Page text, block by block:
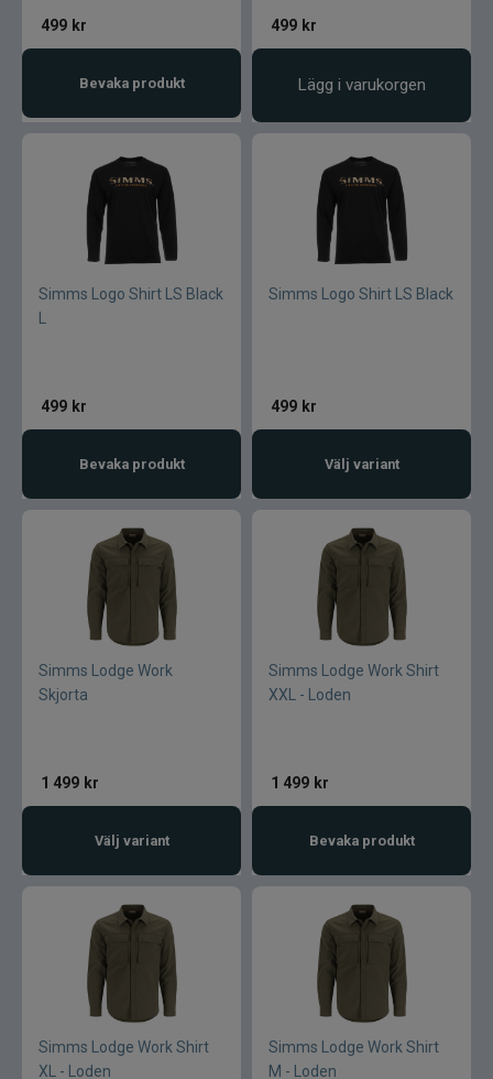
499 kr
Bevaka produkt
499 kr
Lägg i varukorgen
Simms Logo Shirt LS Black
499 kr
Bevaka produkt
Simms Logo Shirt LS Black
499 kr
Välj variant
Simms Lodge Work
Skjorta
1 499 kr
Välj variant
Simms Lodge Work Shirt
XXL - Loden
1 499 kr
Bevaka produkt
Simms Lodge Work Shirt
XL - Loden
Simms Lodge Work Shirt
M - Loden